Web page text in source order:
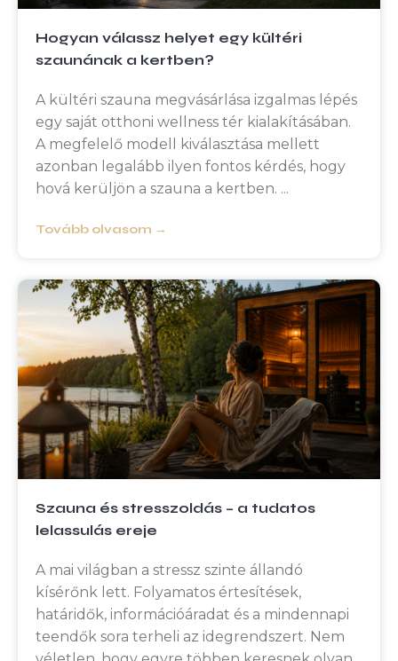
Hogyan válassz helyet egy kültéri
szaunának a kertben?
A kültéri szauna megvásárlása izgalmas lépés
egy saját otthoni wellness tér kialakításában.
A megfelelő modell kiválasztása mellett
azonban legalább ilyen fontos kérdés, hogy
hová kerüljön a szauna a kertben.
Tovább olvasom →
Szauna és stresszoldás – a tudatos
lelassulás ereje
A mai világban a stressz szinte állandó
kísérőnk lett. Folyamatos értesítések,
határidők, információáradat és a mindennapi
teendők sora terheli az idegrendszert. Nem